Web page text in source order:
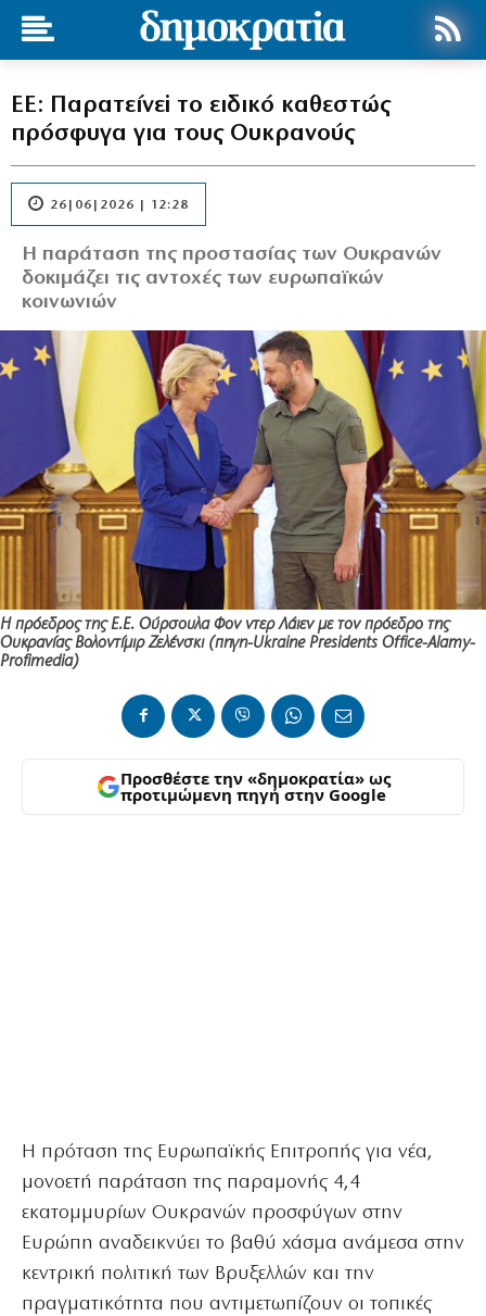
ΕΕ: Παρατείνεi το ειδικό καθεστώς
πρόσφυγα για τους Ουκρανούς
26|06|2026 | 12:28
Η παράταση της προστασίας των Ουκρανών
δοκιμάζει τις αντοχές των ευρωπαϊκών
κοινωνιών
Η πρόεδρος της Ε.Ε. Ούρσουλα Φον ντερ Λάιεν με τον πρόεδρο της
Ουκρανίας Βολοντίμιρ Ζελένσκι (πηγη-Ukraine Presidents Office-Alamy-
Profimedia)
Προσθέστε την «δημοκρατία» ως
προτιμώμενη πηγή στην Google
Η πρόταση της Ευρωπαϊκής Επιτροπής για νέα,
μονοετή παράταση της παραμονής 4,4
εκατομμυρίων Ουκρανών προσφύγων στην
Ευρώπη αναδεικνύει το βαθύ χάσμα ανάμεσα στην
κεντρική πολιτική των Βρυξελλών και την
πραγματικότητα που αντιμετωπίζουν οι τοπικές